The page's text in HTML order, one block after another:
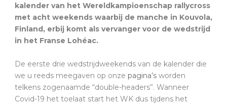
kalender van het Wereldkampioenschap rallycross
met acht weekends waarbij de manche in Kouvola,
Finland, erbij komt als vervanger voor de wedstrijd
in het Franse Lohéac.
De eerste drie wedstrijdweekends van de kalender die
we u reeds meegaven op onze pagina’s worden
telkens zogenaamde “double-headers”. Wanneer
Covid-19 het toelaat start het WK dus tijdens het